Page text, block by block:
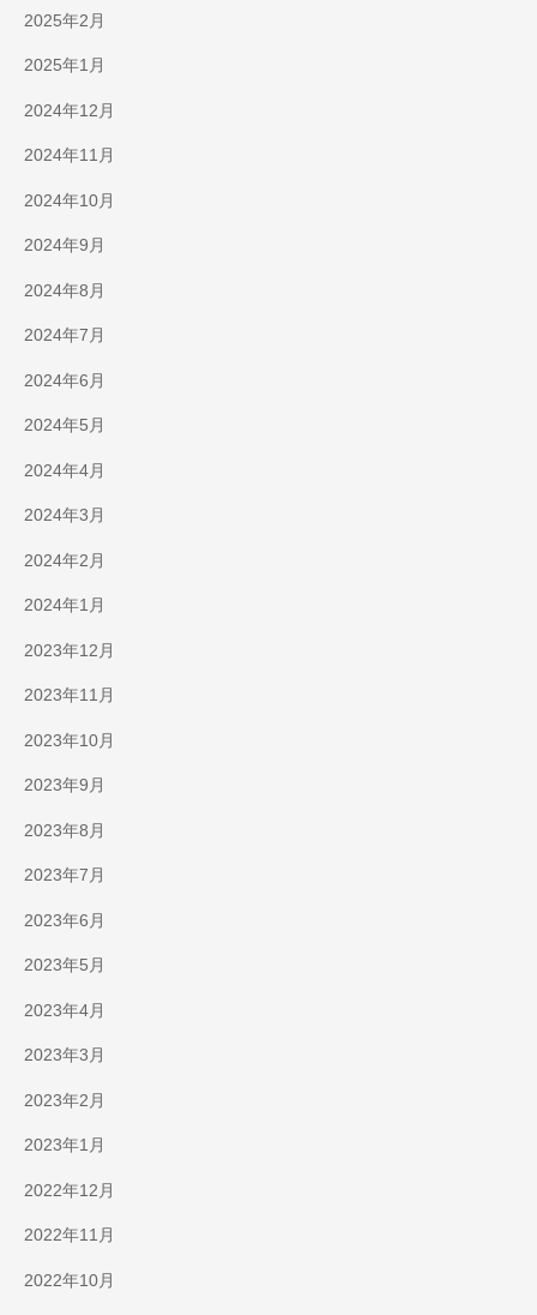
2025年2月
2025年1月
2024年12月
2024年11月
2024年10月
2024年9月
2024年8月
2024年7月
2024年6月
2024年5月
2024年4月
2024年3月
2024年2月
2024年1月
2023年12月
2023年11月
2023年10月
2023年9月
2023年8月
2023年7月
2023年6月
2023年5月
2023年4月
2023年3月
2023年2月
2023年1月
2022年12月
2022年11月
2022年10月